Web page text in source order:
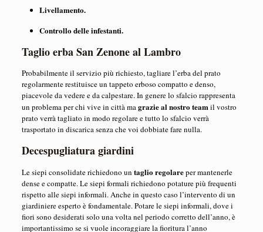
Livellamento.
Controllo delle infestanti.
Taglio erba San Zenone al Lambro
Probabilmente il servizio più richiesto, tagliare l’erba del prato
regolarmente restituisce un tappeto erboso compatto e denso,
piacevole da vedere e da calpestare. In genere lo sfalcio rappresenta
un problema per chi vive in città magrazie al nostro teamil vostro
prato verrà tagliato in modo regolare e tutto lo sfalcio verrà
trasportato in discarica senza che voi dobbiate fare nulla.
Decespugliatura giardini
Le siepi consolidate richiedono un taglio regolareper mantenerle
dense e compatte. Le siepi formali richiedono potature più frequenti
rispetto alle siepi informali. Anche in questo caso l’intervento di un
giardiniere esperto è fondamentale. Potare le siepi informali, dove i
fiori sono desiderati solo una volta nel periodo corretto dell’anno, è
importantissimo se si vuole incoraggiare la fioritura l’anno